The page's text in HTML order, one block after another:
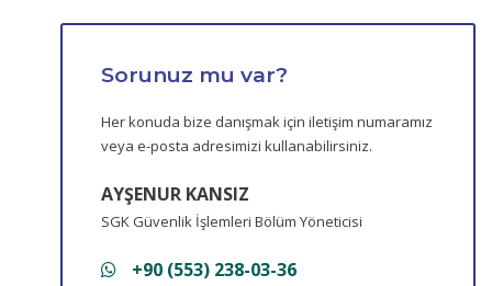
Sorunuz mu var?
Her konuda bize danışmak için iletişim numaramız
veya e-posta adresimizi kullanabilirsiniz.
AYŞENUR KANSIZ
SGK Güvenlik İşlemleri Bölüm Yöneticisi
+90 (553) 238-03-36